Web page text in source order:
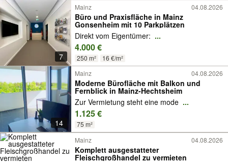
7
Mainz 04.08.2026
Büro und Praxisfläche in Mainz
Gonsenheim mit 10 Parkplätzen
Direkt vom Eigentümer: ...
4.000 €
250 m² 16 €/m²
14
Mainz 04.08.2026
Moderne Bürofläche mit Balkon und
Fernblick in Mainz-Hechtsheim
Zur Vermietung steht eine mode ...
1.125 €
75 m²
Mainz
04.08.2026
Komplett ausgestatteter
Fleischgroßhandel zu vermieten